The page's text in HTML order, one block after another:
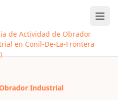
de Actividad de Obrador
en Conil-De-La-Frontera
Industrial